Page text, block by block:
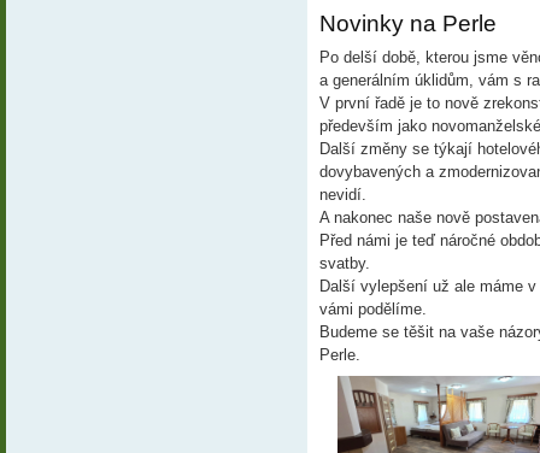
Novinky na Perle
Po delší době, kterou jsme
a generálním úklidům, vám s
V první řadě je to nově
především jako
Další změny se týkají
dovybavených a
nevidí.
A nakonec naše nově
Před námi je teď náročné
svatby.
Další vylepšení už ale máme
vámi podělíme.
Budeme se těšit na vaše
Perle.